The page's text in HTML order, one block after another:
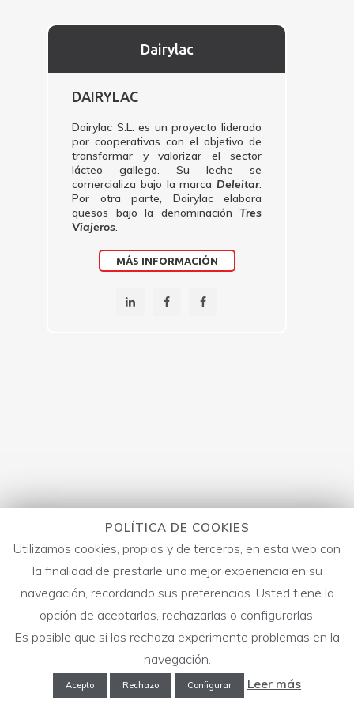
Dairylac
DAIRYLAC
Dairylac S.L. es un proyecto liderado
por cooperativas con el objetivo de
transformar y valorizar el sector
lácteo gallego. Su leche se
comercializa bajo la marca Deleitar.
Por otra parte, Dairylac elabora
quesos bajo la denominación Tres
Viajeros.
MÁS INFORMACIÓN
POLÍTICA DE COOKIES
Utilizamos cookies, propias y de terceros, en esta web con
la finalidad de prestarle una mejor experiencia en su
navegación, recordando sus preferencias. Usted tiene la
opción de aceptarlas, rechazarlas o configurarlas.
Es posible que si las rechaza experimente problemas en la
navegación.
Acepto Rechazo Configurar Leer más